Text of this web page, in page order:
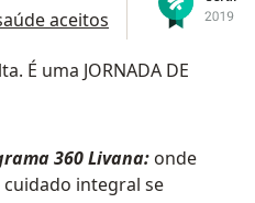
aceitos
É uma JORNADA DE
360 Livana: onde
cuidado integral se